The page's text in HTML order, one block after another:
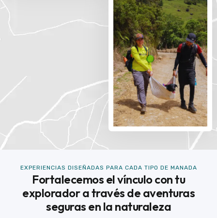
EXPERIENCIAS DISEÑADAS PARA CADA TIPO DE MANADA
Fortalecemos el vínculo con tu
explorador a través de aventuras
seguras en la naturaleza